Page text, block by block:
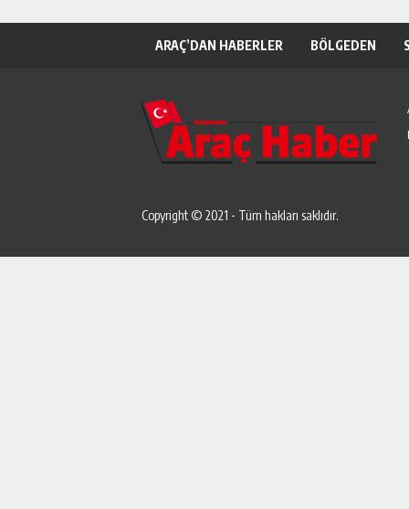
ARAÇ’DAN HABERLER BÖLGEDEN
Copyright © 2021 - Tüm hakları saklıdır.